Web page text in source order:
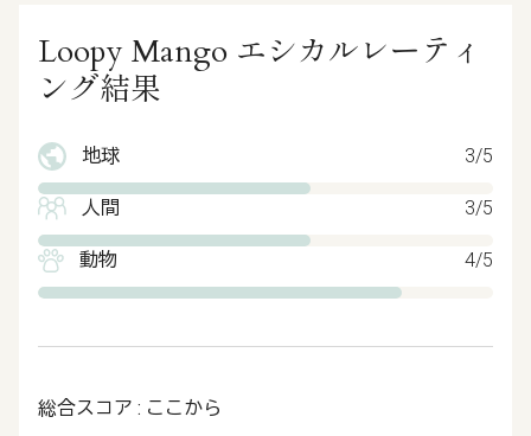
Loopy Mango エシカルレーティ
ング結果
地球 3/5
人間 3/5
動物 4/5
総合スコア : ここから